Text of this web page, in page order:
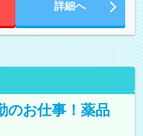
詳細へ
のお仕事！薬品